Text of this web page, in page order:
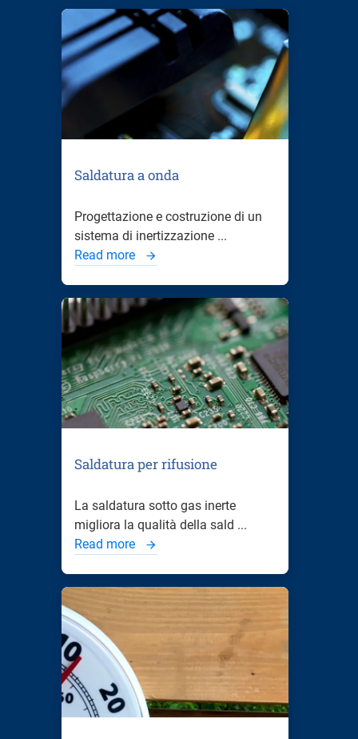
Saldatura a onda
Progettazione e costruzione di un
sistema di inertizzazione ...
Read more
Saldatura per rifusione
La saldatura sotto gas inerte
migliora la qualità della sald ...
Read more